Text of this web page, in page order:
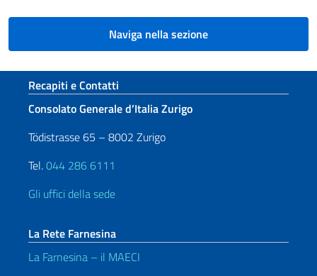
Naviga nella sezione
Sezione footer
Recapiti e Contatti
Consolato Generale d’Italia Zurigo
Tödistrasse 65 – 8002 Zurigo
Tel.044 286 6111
Gli uffici della sede
La Rete Farnesina
La Farnesina – il MAECI